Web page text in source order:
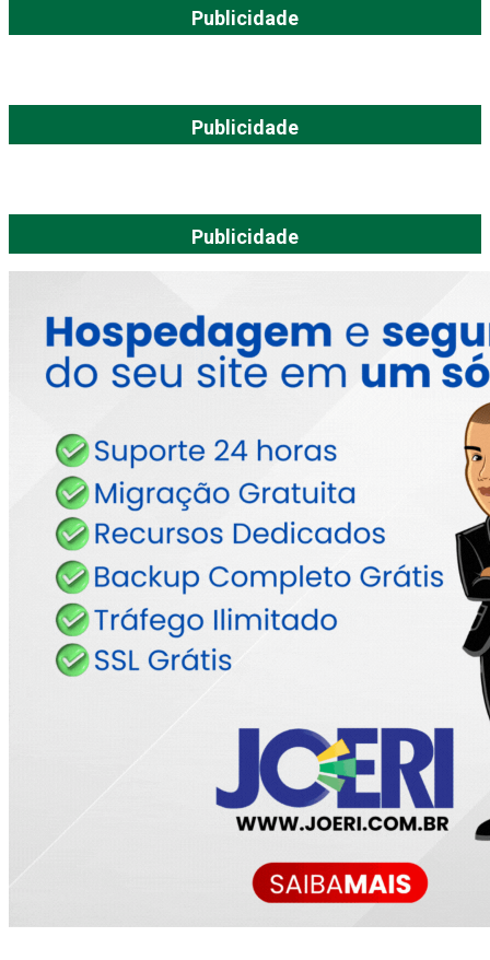
Publicidade
Publicidade
Publicidade